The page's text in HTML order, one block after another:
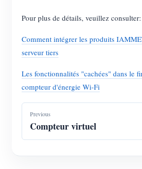
Pour plus de détails, veuillez consulter:
Comment intégrer les produits
serveur tiers
Les fonctionnalités "cachées" dans le
compteur d'énergie Wi-Fi
Previous
Compteur virtuel